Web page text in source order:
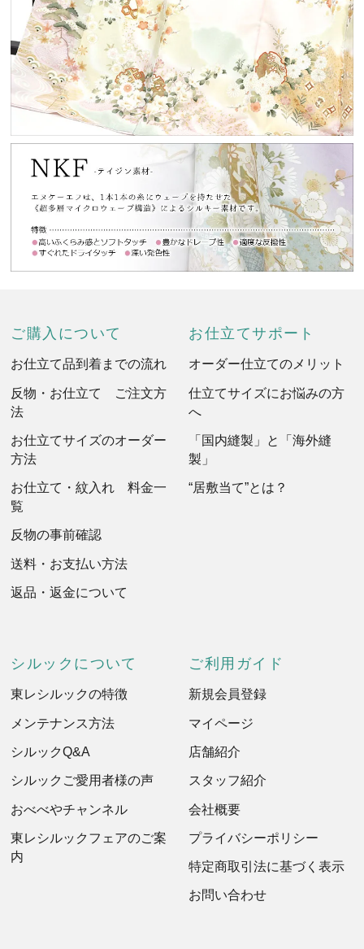
ご購入について
お仕立て品到着までの流れ
反物・お仕立て ご注文方
法
お仕立てサイズのオーダー
方法
お仕立て・紋入れ 料金一
覧
反物の事前確認
送料・お支払い方法
返品・返金について
お仕立てサポート
オーダー仕立てのメリット
仕立てサイズにお悩みの方
へ
「国内縫製」と「海外縫
製」
“居敷当て”とは？
シルックについて
東レシルックの特徴
メンテナンス方法
シルックQ&A
シルックご愛用者様の声
おべべやチャンネル
東レシルックフェアのご案
内
ご利用ガイド
新規会員登録
マイページ
店舗紹介
スタッフ紹介
会社概要
プライバシーポリシー
特定商取引法に基づく表示
お問い合わせ